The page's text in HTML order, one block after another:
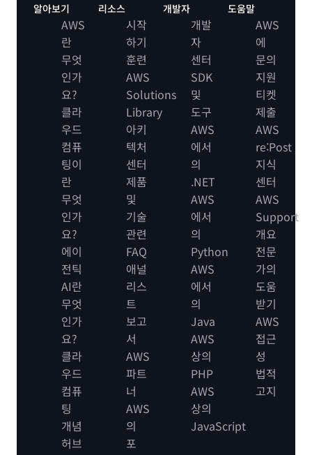
알아보기
AWS
란
무엇
인가
요?
클라
우드
컴퓨
팅이
란
무엇
인가
요?
에이
전틱
AI란
무엇
인가
요?
클라
우드
컴퓨
팅
개념
허브
리소스
시작
하기
훈련
AWS
Solutions
Library
아키
텍처
센터
제품
및
기술
관련
FAQ
애널
리스
트
보고
서
AWS
파트
너
AWS
의
포
개발자
개발
자
센터
SDK
및
도구
AWS
에서
의
.NET
AWS
에서
의
Python
AWS
에서
의
Java
AWS
상의
PHP
AWS
상의
JavaScript
도움말
AWS
에
문의
지원
티켓
제출
AWS
re:Post
지식
센터
AWS
Support
개요
전문
가의
도움
받기
AWS
접근
성
법적
고지